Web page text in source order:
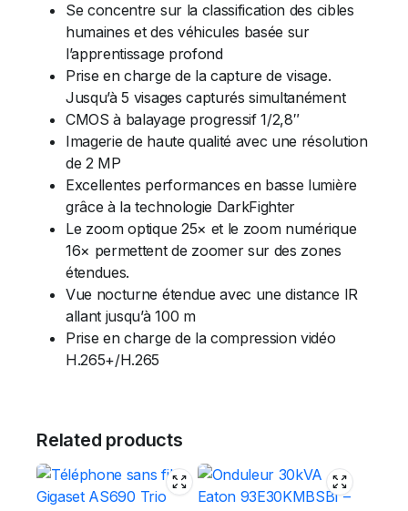
Se concentre sur la classification des cibles
humaines et des véhicules basée sur
l’apprentissage profond
Prise en charge de la capture de visage.
Jusqu’à 5 visages capturés simultanément
CMOS à balayage progressif 1/2,8″
Imagerie de haute qualité avec une résolution
de 2 MP
Excellentes performances en basse lumière
grâce à la technologie DarkFighter
Le zoom optique 25× et le zoom numérique
16× permettent de zoomer sur des zones
étendues.
Vue nocturne étendue avec une distance IR
allant jusqu’à 100 m
Prise en charge de la compression vidéo
H.265+/H.265
Related products